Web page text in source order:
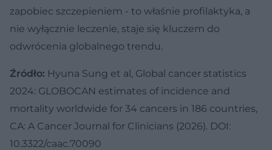
zapobiec szczepieniem - to właśnie profilaktyka, a
nie wyłącznie leczenie, staje się kluczem do
odwrócenia globalnego trendu.
Źródło: Hyuna Sung et al, Global cancer statistics
2024: GLOBOCAN estimates of incidence and
mortality worldwide for 34 cancers in 186 countries,
CA: A Cancer Journal for Clinicians (2026). DOI:
10.3322/caac.70090